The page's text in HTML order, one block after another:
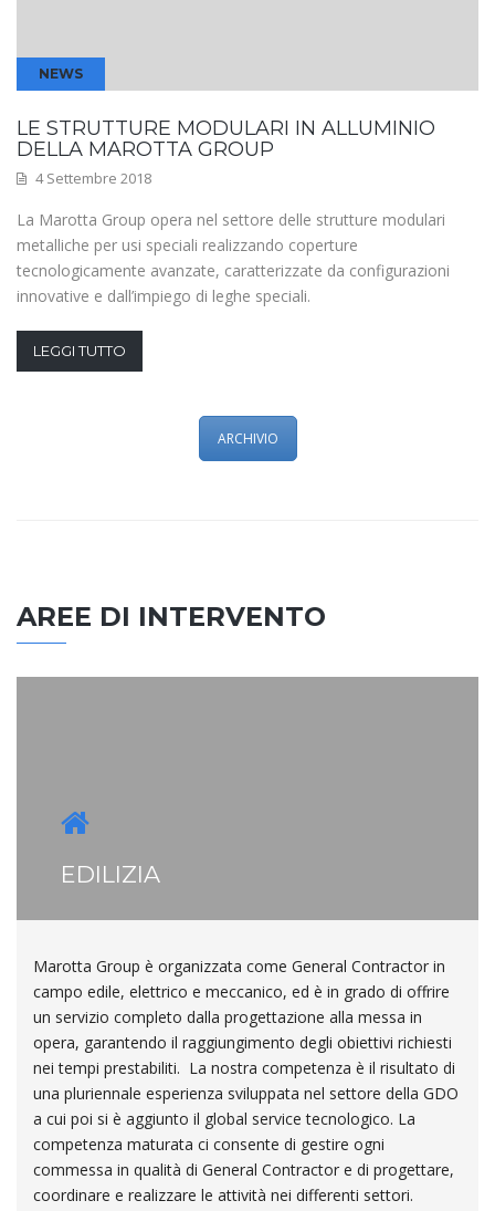
NEWS
LE STRUTTURE MODULARI IN ALLUMINIO
DELLA MAROTTA GROUP
4 Settembre 2018
La Marotta Group opera nel settore delle strutture modulari
metalliche per usi speciali realizzando coperture
tecnologicamente avanzate, caratterizzate da configurazioni
innovative e dall’impiego di leghe speciali.
LEGGI TUTTO
ARCHIVIO
AREE DI INTERVENTO
EDILIZIA
Marotta Group è organizzata come General Contractor in
campo edile, elettrico e meccanico, ed è in grado di offrire
un servizio completo dalla progettazione alla messa in
opera, garantendo il raggiungimento degli obiettivi richiesti
nei tempi prestabiliti. La nostra competenza è il risultato di
una pluriennale esperienza sviluppata nel settore della GDO
a cui poi si è aggiunto il global service tecnologico. La
competenza maturata ci consente di gestire ogni
commessa in qualità di General Contractor e di progettare,
coordinare e realizzare le attività nei differenti settori.